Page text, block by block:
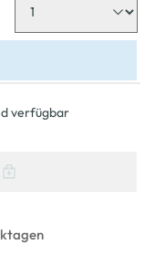
verfügbar